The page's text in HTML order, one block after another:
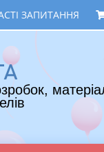
ЗАПИТАННЯ